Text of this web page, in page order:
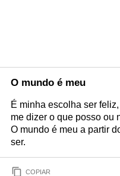
O mundo é meu
É minha escolha ser
me dizer o que posso ou
O mundo é meu a partir
ser.
COPIAR